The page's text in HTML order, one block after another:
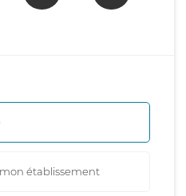
établissement